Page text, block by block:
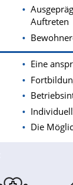
Auftreten
Eine
Die